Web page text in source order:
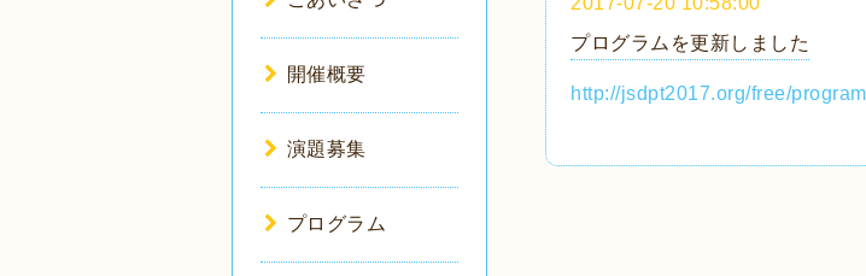
プログラムを更新しました
http://jsdpt2017.org/free/program
開催概要
演題募集
プログラム